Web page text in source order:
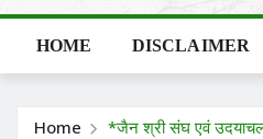
HOME DISCLAIMER
Home *जैन श्री संघ एवं